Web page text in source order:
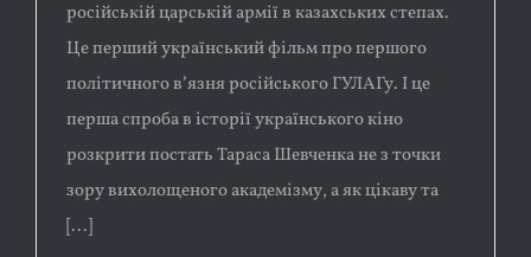
російській царській армії в казахських степах.
Це перший український фільм про першого
політичного в’язня російського ГУЛАГу. І це
перша спроба в історії українського кіно
розкрити постать Тараса Шевченка не з точки
зору вихолощеного академізму, а як цікаву та
[...]